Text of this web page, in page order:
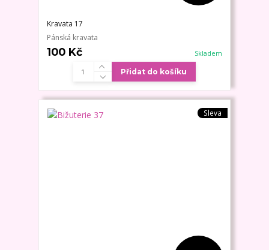
Kravata 17
Pánská kravata
100 Kč Skladem
Přidat do košíku
Sleva